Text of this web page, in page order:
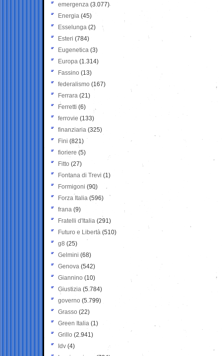
emergenza (3.077)
Energia (45)
Esselunga (2)
Esteri (784)
Eugenetica (3)
Europa (1.314)
Fassino (13)
federalismo (167)
Ferrara (21)
Ferretti (6)
ferrovie (133)
finanziaria (325)
Fini (821)
fioriere (5)
Fitto (27)
Fontana di Trevi (1)
Formigoni (90)
Forza Italia (596)
frana (9)
Fratelli d'Italia (291)
Futuro e Libertà (510)
g8 (25)
Gelmini (68)
Genova (542)
Giannino (10)
Giustizia (5.784)
governo (5.799)
Grasso (22)
Green Italia (1)
Grillo (2.941)
Idv (4)